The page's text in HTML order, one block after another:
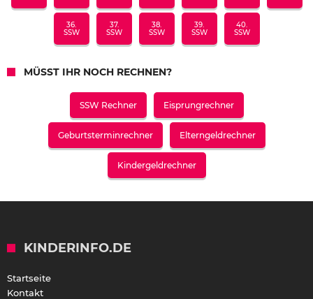
36.
SSW
37.
SSW
38.
SSW
39.
SSW
40.
SSW
MÜSST IHR NOCH RECHNEN?
SSW Rechner Eisprungrechner
Geburtsterminrechner Elterngeldrechner
Kindergeldrechner
KINDERINFO.DE
Startseite
Kontakt